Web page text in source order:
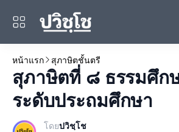
หน้าแรก สุภาษิตชั้นตรี
สุภาษิตที่ ๘ ธรรมศึก
ระดับประถมศึกษา
โดยปวิชฺโช